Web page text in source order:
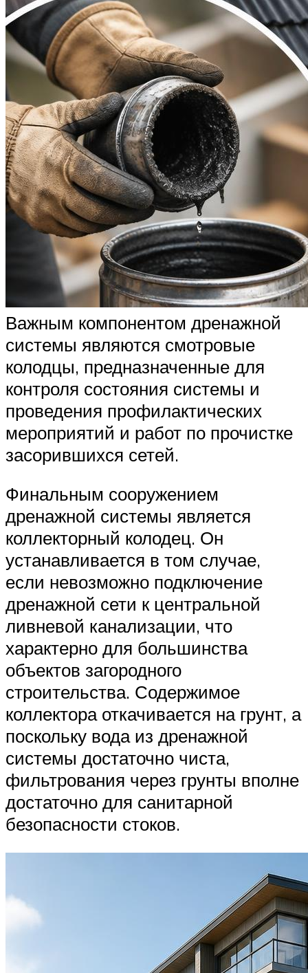
Важным компонентом дренажной
системы являются смотровые
колодцы, предназначенные для
контроля состояния системы и
проведения профилактических
мероприятий и работ по прочистке
засорившихся сетей.
Финальным сооружением
дренажной системы является
коллекторный колодец. Он
устанавливается в том случае,
если невозможно подключение
дренажной сети к центральной
ливневой канализации, что
характерно для большинства
объектов загородного
строительства. Содержимое
коллектора откачивается на грунт, а
поскольку вода из дренажной
системы достаточно чиста,
фильтрования через грунты вполне
достаточно для санитарной
безопасности стоков.